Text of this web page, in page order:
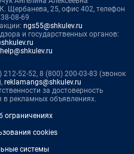
Щербанева, 25, офис 402, телефон
08-69
ngs55@shkulev.ru
и государственных органов:
help@shkulev.ru
52-52, 8 (800) 200-03-83 (звонок
reklamangs@shkulev.ru
за достоверность
рекламных объявлениях.
ограничениях
cookies
системы